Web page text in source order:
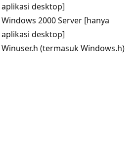
aplikasi desktop]
Windows 2000 Server [hanya
aplikasi desktop]
Winuser.h (termasuk Windows.h)